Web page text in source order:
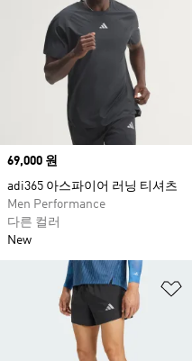
Price
69,000 원
adi365 아스파이어 러닝 티셔츠
Men Performance
다른 컬러
New